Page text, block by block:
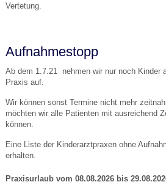
Vertetung.
Aufnahmestopp
Ab dem 1.7.21 nehmen wir nur noch Kinder
Praxis auf.
Wir können sonst Termine nicht mehr
möchten wir alle Patienten mit ausreichend
können.
Eine Liste der Kinderarztpraxen ohne
erhalten.
Praxisurlaub vom 08.08.2026 bis